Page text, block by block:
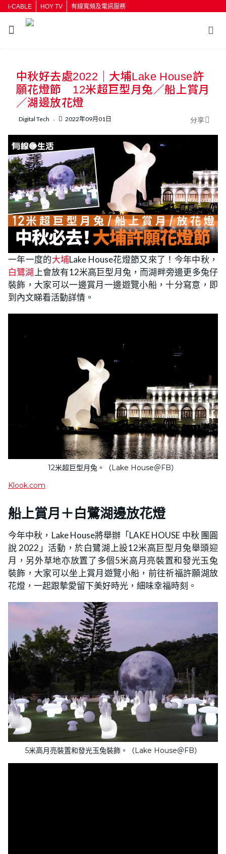
i-CABLE HOY TV 有線寬頻及電訊服務
按輸入鍵開始搜尋
中秋好去處2022｜大埔Lake House許
願花燈節 12米超巨型月兔／船上賞月
／湖邊放花燈
Digital Tech 2022年09月01日 分享
一年一度的大埔Lake House花燈節又來了！今年中秋，
白鷺湖 上會放有12米高巨型月兔，而湖畔旁邊更多兔仔
裝飾，大家可以一邊賞月一邊遊覽小船，十分寫意，即
到內文睇看活動詳情。
12米超巨型月兔。（Lake House＠FB）
Klook.com
船上賞月＋白鷺湖邊放花燈
今年中秋，Lake House將舉辦「LAKE HOUSE 中秋 團圓
說 2022」活動，於白鷺湖上設12米高巨型月兔舉頭迎
月，另外草地亦放置了多個5米高月亮裝置和發光玉兔
裝飾，大家可以坐上賞月遊覽小船，前往祈福許願湖放
花燈，一起跟摯愛留下美好時光，細味幸福時刻。
5米高月亮裝置和發光玉兔裝飾。（Lake House＠FB）